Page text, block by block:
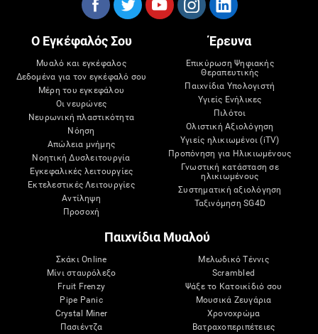
Ο Εγκέφαλός Σου
Μυαλό και εγκέφαλος
Δεδομένα για τον εγκέφαλό σου
Μέρη του εγκεφάλου
Οι νευρώνες
Νευρωνική πλαστικότητα
Νόηση
Απώλεια μνήμης
Νοητική Δυσλειτουργία
Εγκεφαλικές λειτουργίες
Εκτελεστικές Λειτουργίες
Αντίληψη
Προσοχή
Έρευνα
Επικύρωση Ψηφιακής
Θεραπευτικής
Παιχνίδια Υπολογιστή
Υγιείς Ενήλικες
Πιλότοι
Ολιστική Αξιολόγηση
Υγιείς ηλικιωμένοι (iTV)
Προπόνηση για Ηλικιωμένους
Γνωστική κατάσταση σε
ηλικιωμένους
Συστηματική αξιολόγηση
Ταξινόμηση SG4D
Παιχνίδια Μυαλού
Σκάκι Online
Μίνι σταυρόλεξο
Fruit Frenzy
Pipe Panic
Crystal Miner
Πασιέντζα
Μελωδικό Τέννις
Scrambled
Ψάξε το Κατοικίδιό σου
Μουσικά Ζευγάρια
Χρονοχρώμα
Βατραχοπεριπέτειες